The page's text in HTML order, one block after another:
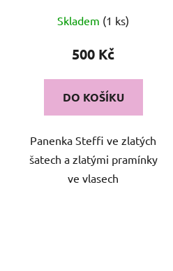
Skladem (1 ks)
500 Kč
DO KOŠÍKU
Panenka Steffi ve zlatých
šatech a zlatými pramínky
ve vlasech